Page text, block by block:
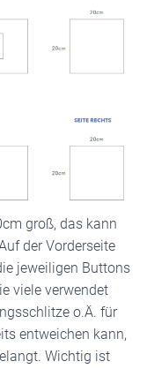
groß, das kann
der Vorderseite
jeweiligen Buttons
viele verwendet
o.Ä. für
entweichen kann,
Wichtig ist